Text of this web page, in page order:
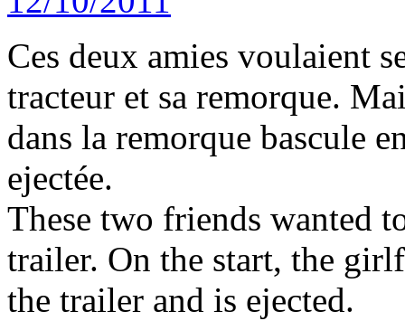
Ces deux amies voulaient
tracteur et sa remorque.
dans la remorque bascule
ejectée.
These two friends wanted
trailer. On the start, the
the trailer and is ejected.